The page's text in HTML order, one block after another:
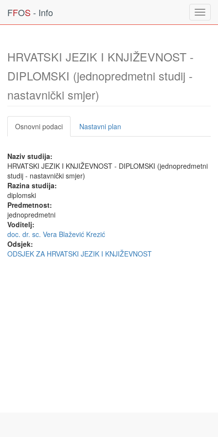
FFOS - Info
HRVATSKI JEZIK I KNJIŽEVNOST -
DIPLOMSKI (jednopredmetni studij -
nastavnički smjer)
Osnovni podaci Nastavni plan
Naziv studija:
HRVATSKI JEZIK I KNJIŽEVNOST - DIPLOMSKI (jednopredmetni
studij - nastavnički smjer)
Razina studija:
diplomski
Predmetnost:
jednopredmetni
Voditelj:
doc. dr. sc. Vera Blažević Krezić
Odsjek:
ODSJEK ZA HRVATSKI JEZIK I KNJIŽEVNOST